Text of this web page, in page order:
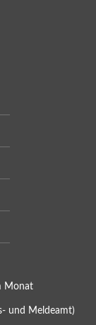
Monat
und Meldeamt)